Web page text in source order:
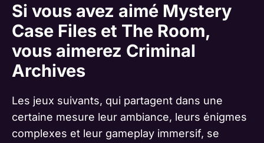
Si vous avez aimé Mystery
Case Files et The Room,
vous aimerez Criminal
Archives
Les jeux suivants, qui partagent dans une
certaine mesure leur ambiance, leurs énigmes
complexes et leur gameplay immersif, se